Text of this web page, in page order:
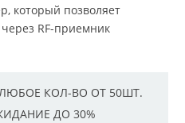
который позволяет
RF-приемник
КОЛ-ВО ОТ 50ШТ.
ДО 30%